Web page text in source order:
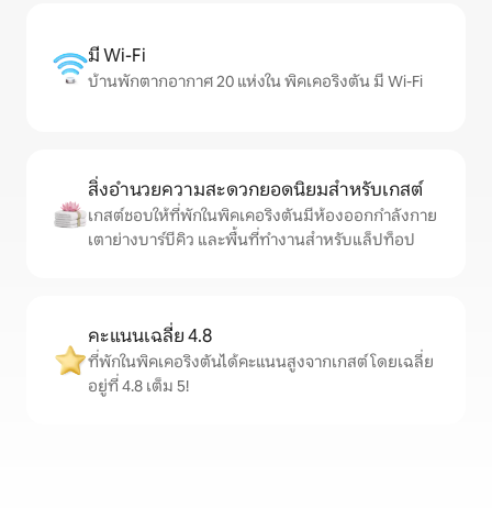
มี Wi-Fi
บ้านพักตากอากาศ 20 แห่งใน พิคเคอริงตัน มี Wi-Fi
สิ่งอำนวยความสะดวกยอดนิยมสำหรับเกสต์
เกสต์ชอบให้ที่พักในพิคเคอริงตันมีห้องออกกำลังกาย
เตาย่างบาร์บีคิว และพื้นที่ทำงานสำหรับแล็ปท็อป
คะแนนเฉลี่ย 4.8
ที่พักในพิคเคอริงตันได้คะแนนสูงจากเกสต์ โดยเฉลี่ย
อยู่ที่ 4.8 เต็ม 5!